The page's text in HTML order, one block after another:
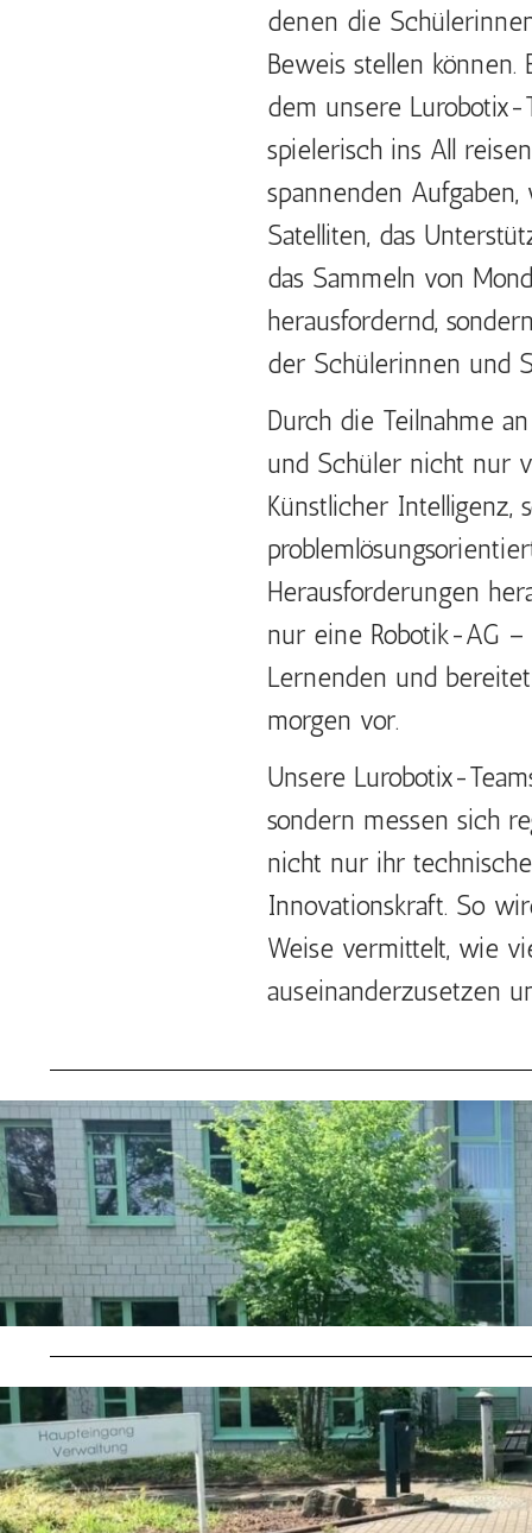
denen die
Beweis stellen
dem unsere Lurobotix-
spielerisch ins All
spannenden
Satelliten, das
das Sammeln von
herausfordernd,
der Schülerinnen und
Durch die Teilnahme
und Schüler nicht nur
Künstlicher Intelligenz,
Herausforderungen
nur eine Robotik-AG
Lernenden und
morgen vor.
Unsere Lurobotix-
sondern messen sich
nicht nur ihr
Innovationskraft. So
Weise vermittelt, wie
auseinanderzusetzen